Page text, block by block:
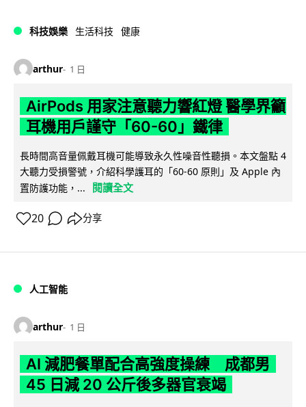
科技娛樂 生活科技 健康
arthur 1 日
AirPods 用家注意聽力響紅燈 醫學界籲
耳機用戶謹守「60-60」鐵律
長時間高音量佩戴耳機可能導致永久性噪音性聽損。本文盤點 4
大聽力受損警號，介紹科學護耳的「60-60 原則」及 Apple 內
置防護功能，...
閱讀全文
20 分享
人工智能
arthur 1 日
AI 減肥餐單配合高強度操練 成都男
45 日減 20 公斤後多器官衰竭